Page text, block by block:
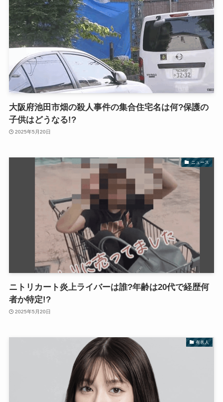
大阪府池田市畑の殺人事件の集合住宅名は何?保護の
子供はどうなる!?
2025年5月20日
ニュース
ニトリカート炎上ライバーは誰?年齢は20代で経歴何
者か特定!?
2025年5月20日
有名人